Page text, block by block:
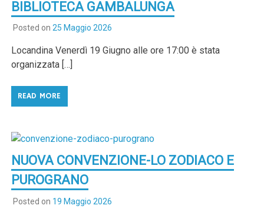
BIBLIOTECA GAMBALUNGA
Posted on 25 Maggio 2026
Locandina Venerdì 19 Giugno alle ore 17:00 è stata
organizzata […]
READ MORE
NUOVA CONVENZIONE-LO ZODIACO E
PUROGRANO
Posted on 19 Maggio 2026